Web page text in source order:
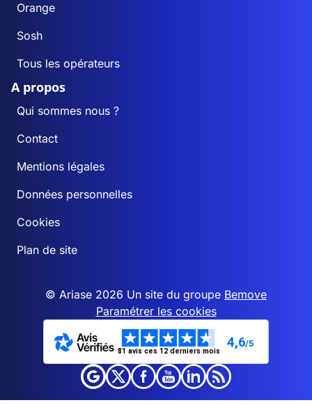
Orange
Sosh
Tous les opérateurs
A propos
Qui sommes nous ?
Contact
Mentions légales
Données personnelles
Cookies
Plan de site
© Ariase 2026 Un site du groupe Bemove
Paramétrer les cookies
81 avis ces 12 derniers mois
4,6/5